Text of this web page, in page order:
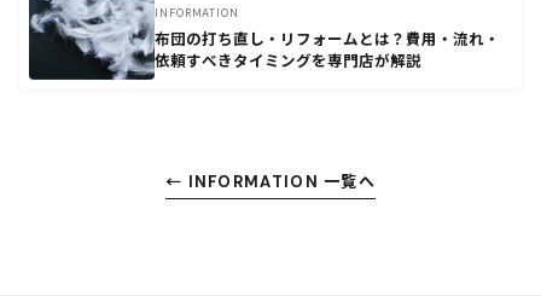
INFORMATION
布団の打ち直し・リフォームとは？費用・流れ・
依頼すべきタイミングを専門店が解説
← INFORMATION 一覧へ